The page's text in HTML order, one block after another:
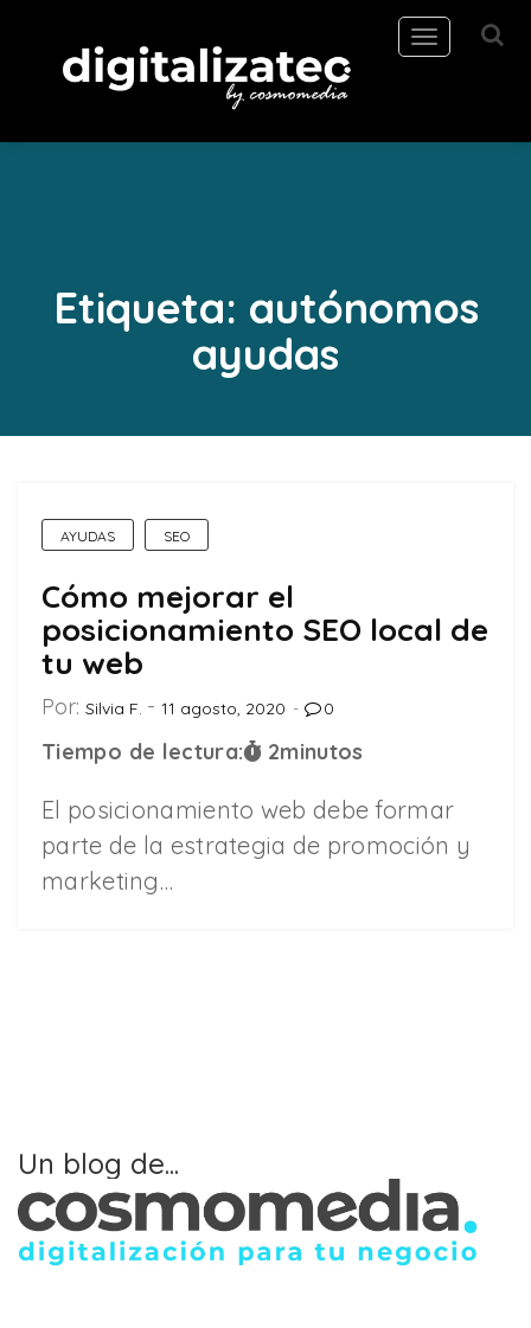
Toggle
navigation
Etiqueta: autónomos
ayudas
AYUDAS SEO
Cómo mejorar el
posicionamiento SEO local de
tu web
Por: Silvia F. 11 agosto, 2020 0
Tiempo de lectura: 2minutos
El posicionamiento web debe formar
parte de la estrategia de promoción y
marketing…
Un blog de...